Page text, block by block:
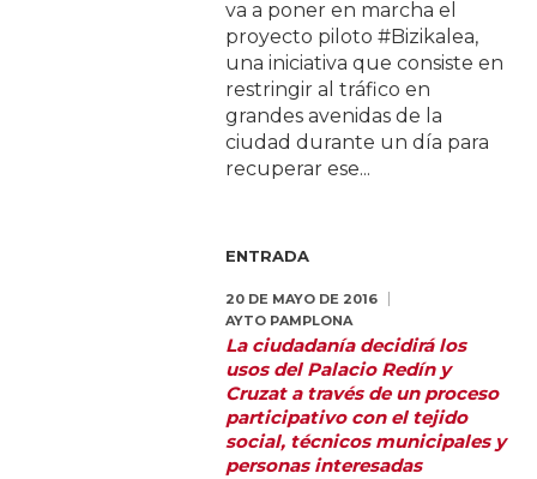
va a poner en marcha el
proyecto piloto #Bizikalea,
una iniciativa que consiste en
restringir al tráfico en
grandes avenidas de la
ciudad durante un día para
recuperar ese...
ENTRADA
20 DE MAYO DE 2016
AYTO PAMPLONA
La ciudadanía decidirá los
usos del Palacio Redín y
Cruzat a través de un proceso
participativo con el tejido
social, técnicos municipales y
personas interesadas